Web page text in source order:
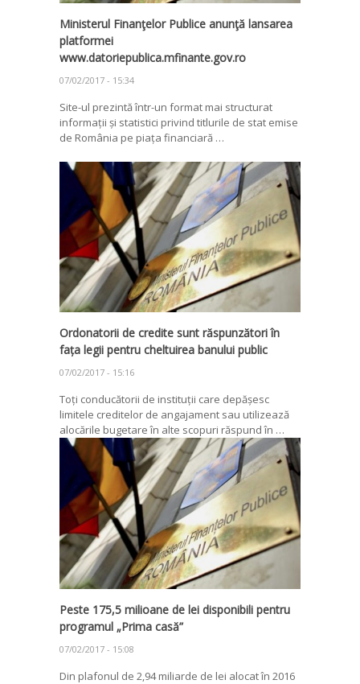
Ministerul Finanţelor Publice anunţă lansarea
platformei
www.datoriepublica.mfinante.gov.ro
07/02/2017 - 15:34
Site-ul prezintă într-un format mai structurat
informații și statistici privind titlurile de stat emise
de România pe piața financiară …
Ordonatorii de credite sunt răspunzători în
fața legii pentru cheltuirea banului public
07/02/2017 - 15:16
Toți conducătorii de instituții care depășesc
limitele creditelor de angajament sau utilizează
alocările bugetare în alte scopuri răspund în …
Peste 175,5 milioane de lei disponibili pentru
programul „Prima casă”
07/02/2017 - 15:08
Din plafonul de 2,94 miliarde de lei alocat în 2016